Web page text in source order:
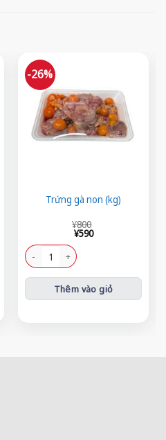
-26%
Trứng gà non (kg)
¥800
¥800.
¥590
tại
là:
¥590.
Trứng gà non (kg) số lượng
Thêm vào giỏ